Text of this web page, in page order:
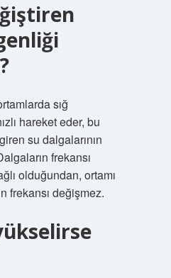
sığ
hareket eder, bu
su dalgalarının
frekansı
olduğundan, ortamı
frekansı değişmez.